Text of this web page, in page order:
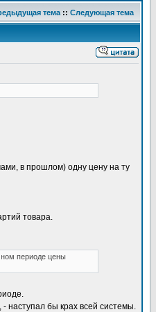
тема :: Следующая тема
в прошлом) одну цену на ту
товара.
периоде цены
, - наступал бы крах всей системы.